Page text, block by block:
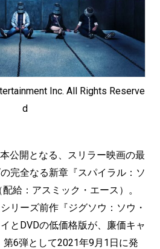
Inc. All Rights Reserve
d
公開となる、スリラー映画の最
完全なる新章『スパイラル：ソ
給：アスミック・エース）。
リーズ前作『ジグソウ：ソウ・
とDVDの低価格版が、廉価キャ
6弾として2021年9月1日に発